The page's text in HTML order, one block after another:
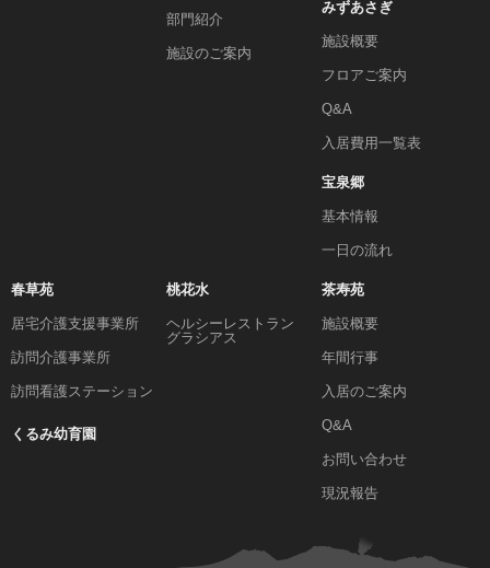
部門紹介
施設のご案内
みずあさぎ
施設概要
フロアご案内
Q&A
入居費用一覧表
宝泉郷
基本情報
一日の流れ
春草苑
居宅介護支援事業所
訪問介護事業所
訪問看護ステーション
くるみ幼育園
桃花水
ヘルシーレストラン
グラシアス
茶寿苑
施設概要
年間行事
入居のご案内
Q&A
お問い合わせ
現況報告